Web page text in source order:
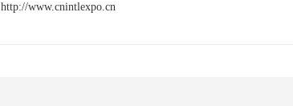
http://www.cnintlexpo.cn